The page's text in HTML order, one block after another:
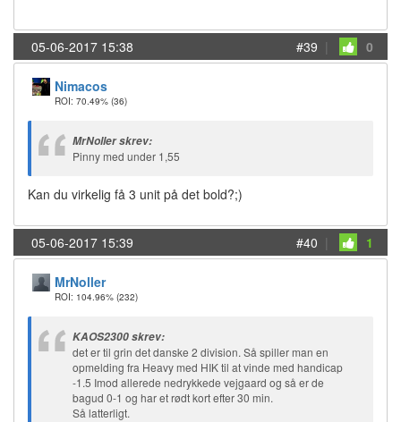
05-06-2017 15:38 #39 | 0
Nimacos
ROI: 70.49% (36)
MrNoller skrev:
Pinny med under 1,55
Kan du virkelig få 3 unit på det bold?;)
05-06-2017 15:39 #40 | 1
MrNoller
ROI: 104.96% (232)
KAOS2300 skrev:
det er til grin det danske 2 division. Så spiller man en
opmelding fra Heavy med HIK til at vinde med handicap
-1.5 Imod allerede nedrykkede vejgaard og så er de
bagud 0-1 og har et rødt kort efter 30 min.
Så latterligt.